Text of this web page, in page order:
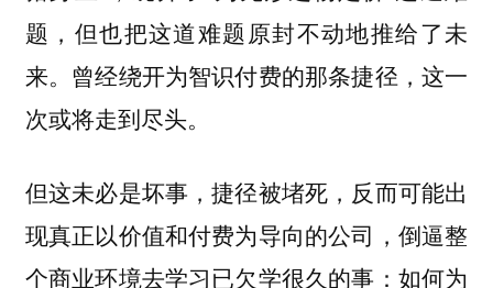
题，但也把这道难题原封不动地推给了未
来。曾经绕开为智识付费的那条捷径，这一
次或将走到尽头。
但这未必是坏事，捷径被堵死，反而可能出
现真正以价值和付费为导向的公司，倒逼整
个商业环境去学习已欠学很久的事：如何为